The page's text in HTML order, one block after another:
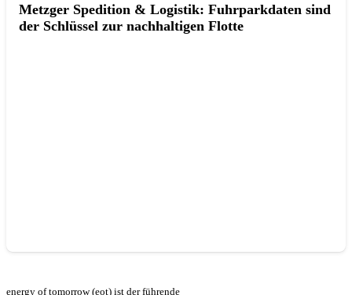
Metzger Spedition & Logistik: Fuhrparkdaten sind
der Schlüssel zur nachhaltigen Flotte
energy of tomorrow (eot) ist der führende